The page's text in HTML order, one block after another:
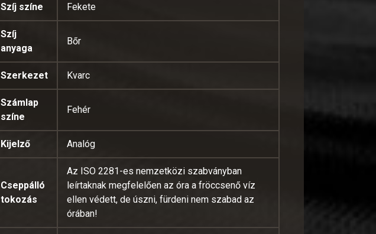
Szíj színe Fekete
Szíj
anyaga
Bőr
Szerkezet Kvarc
Számlap
színe
Fehér
Kijelző Analóg
Cseppálló
tokozás
Az ISO 2281-es nemzetközi szabványban
leírtaknak megfelelően az óra a fröccsenő víz
ellen védett, de úszni, fürdeni nem szabad az
órában!